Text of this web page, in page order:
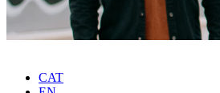
CAT